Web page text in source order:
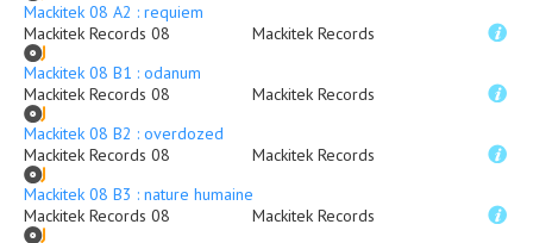
Mackitek 08 A2 : requiem
Mackitek Records 08
Mackitek Records
Mackitek 08 B1 : odanum
Mackitek Records 08
Mackitek Records
Mackitek 08 B2 : overdozed
Mackitek Records 08
Mackitek Records
Mackitek 08 B3 : nature humaine
Mackitek Records 08
Mackitek Records